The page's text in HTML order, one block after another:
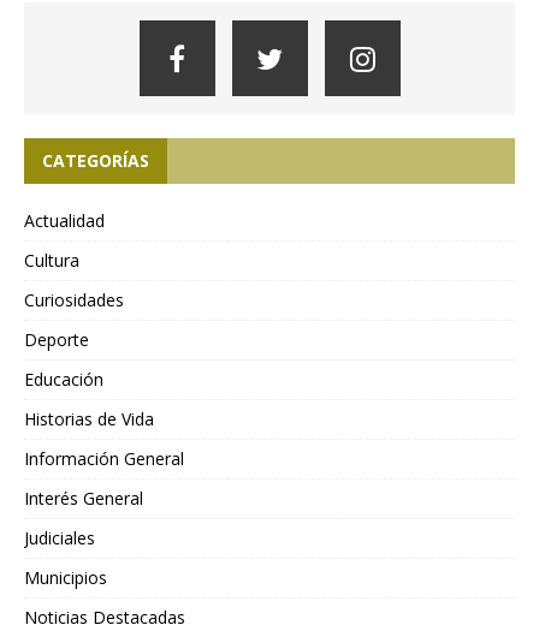
CATEGORÍAS
Actualidad
Cultura
Curiosidades
Deporte
Educación
Historias de Vida
Información General
Interés General
Judiciales
Municipios
Noticias Destacadas